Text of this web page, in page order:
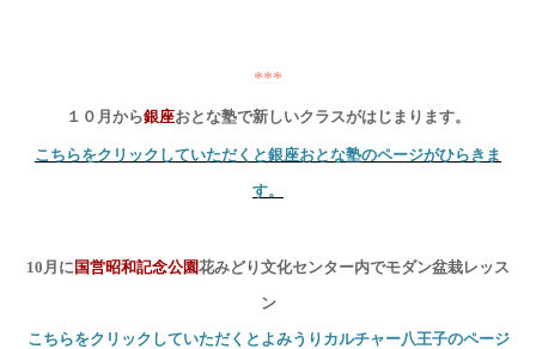
***
１０月から銀座おとな塾で新しいクラスがはじまります。
こちらをクリックしていただくと銀座おとな塾のページがひらきま
す。
10 月に国営昭和記念公園花みどり文化センター内でモダン盆栽レッス
ン
こちらをクリックしていただくとよみうりカルチャー八王子のページ